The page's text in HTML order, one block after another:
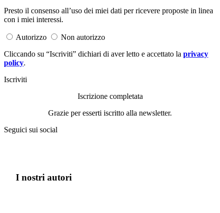
Presto il consenso all’uso dei miei dati per ricevere proposte in linea
con i miei interessi.
Autorizzo
Non autorizzo
Cliccando su “Iscriviti” dichiari di aver letto e accettato la privacy
policy.
Iscriviti
Iscrizione completata
Grazie per esserti iscritto alla newsletter.
Seguici sui social
I nostri autori